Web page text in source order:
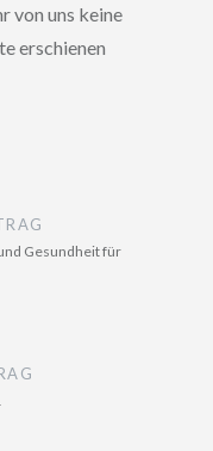
von uns keine
erschienen
Gesundheit für